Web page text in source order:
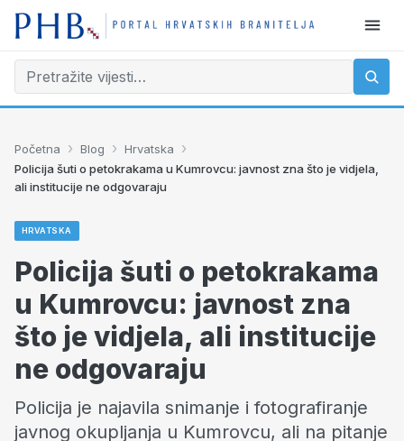
Početna › Blog › Hrvatska ›
Policija šuti o petokrakama u Kumrovcu: javnost zna što je vidjela,
ali institucije ne odgovaraju
HRVATSKA
Policija šuti o petokrakama
u Kumrovcu: javnost zna
što je vidjela, ali institucije
ne odgovaraju
Policija je najavila snimanje i fotografiranje
javnog okupljanja u Kumrovcu, ali na pitanje